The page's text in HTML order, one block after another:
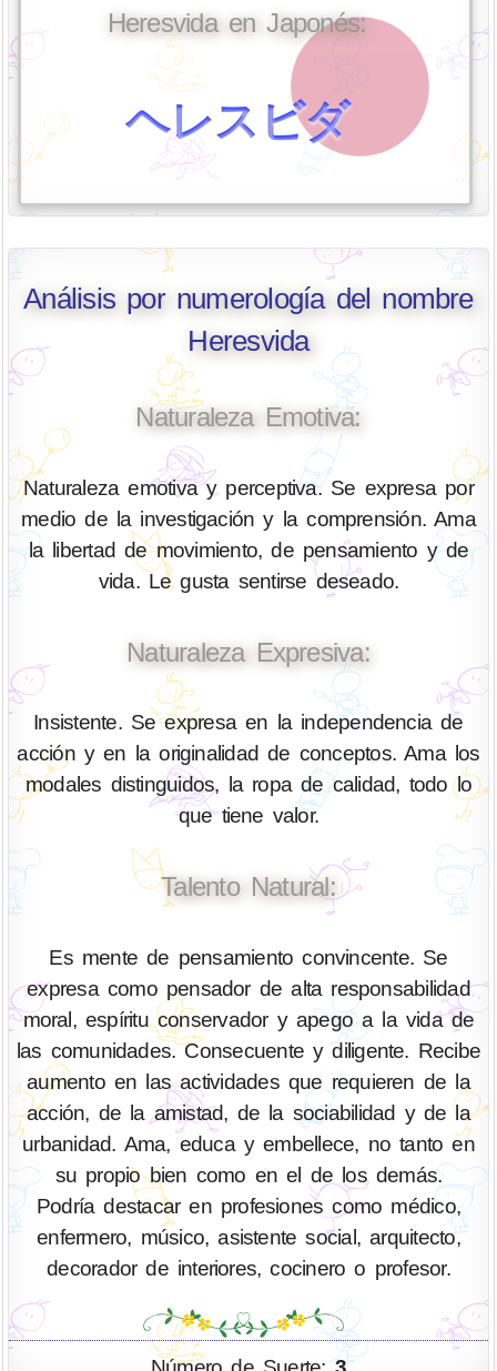
Heresvida en Japonés:
ヘレスビダ
Análisis por numerología del nombre
Heresvida
Naturaleza Emotiva:
Naturaleza emotiva y perceptiva. Se expresa por
medio de la investigación y la comprensión. Ama
la libertad de movimiento, de pensamiento y de
vida. Le gusta sentirse deseado.
Naturaleza Expresiva:
Insistente. Se expresa en la independencia de
acción y en la originalidad de conceptos. Ama los
modales distinguidos, la ropa de calidad, todo lo
que tiene valor.
Talento Natural:
Es mente de pensamiento convincente. Se
expresa como pensador de alta responsabilidad
moral, espíritu conservador y apego a la vida de
las comunidades. Consecuente y diligente. Recibe
aumento en las actividades que requieren de la
acción, de la amistad, de la sociabilidad y de la
urbanidad. Ama, educa y embellece, no tanto en
su propio bien como en el de los demás.
Podría destacar en profesiones como médico,
enfermero, músico, asistente social, arquitecto,
decorador de interiores, cocinero o profesor.